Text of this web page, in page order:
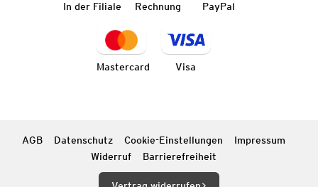
In der Filiale Rechnung PayPal
Mastercard Visa
AGB Datenschutz Cookie-Einstellungen
Impressum
Widerruf
Barrierefreiheit